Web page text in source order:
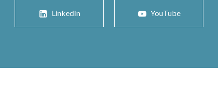
LinkedIn YouTube